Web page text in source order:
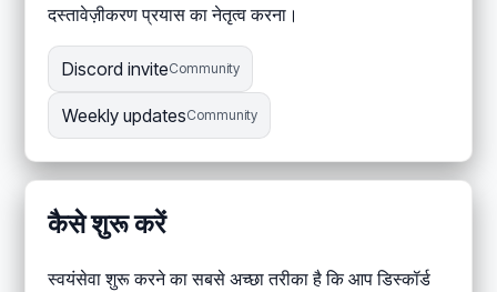
दस्तावेज़ीकरण प्रयास का नेतृत्व करना।
Discord inviteCommunity
Weekly updatesCommunity
कैसे शुरू करें
स्वयंसेवा शुरू करने का सबसे अच्छा तरीका है कि आप डिस्कॉर्ड